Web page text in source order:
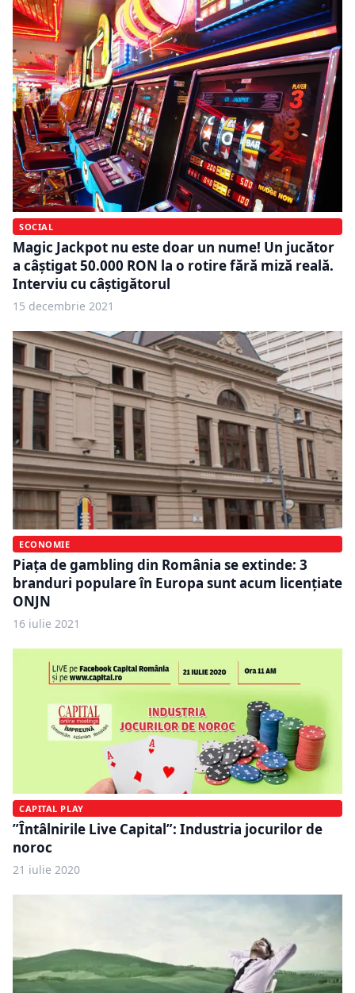
SOCIAL
Magic Jackpot nu este doar un nume! Un jucător
a câștigat 50.000 RON la o rotire fără miză reală.
Interviu cu câștigătorul
15 decembrie 2021
ECONOMIE
Piața de gambling din România se extinde: 3
branduri populare în Europa sunt acum licențiate
ONJN
16 iulie 2021
CAPITAL PLAY
”Întâlnirile Live Capital”: Industria jocurilor de
noroc
21 iulie 2020